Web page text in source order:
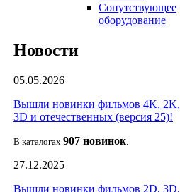
Сопутствующее
оборудование
Новости
05.05.2026
Вышли новинки фильмов 4K, 2K,
3D и отечественных (версия 25)!
В каталогах 907 новинок.
27.12.2025
Вышли новинки фильмов 2D, 3D,